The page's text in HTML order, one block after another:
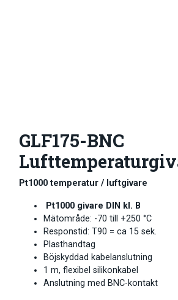
GLF175-BNC
Pt1000 temperatur / luftgivare
Pt1000 givare DIN kl. B
Mätområde: -70 till +250 °C
Responstid: T90 = ca 15 sek.
Plasthandtag
Böjskyddad kabelanslutning
1 m, flexibel silikonkabel
Anslutning med BNC-kontakt